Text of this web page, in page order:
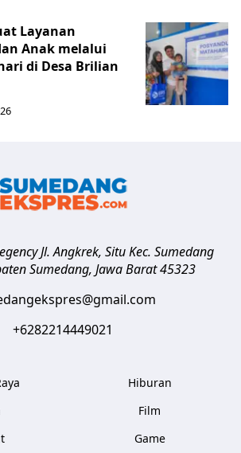
Layanan
Anak melalui
di Desa Brilian
Jl. Angkrek, Situ Kec. Sumedang
Sumedang, Jawa Barat 45323
+6282214449021
Hiburan
Film
Game